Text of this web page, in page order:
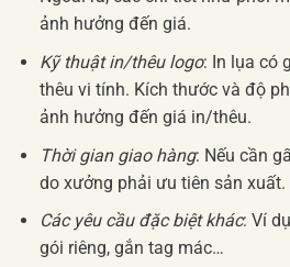
ảnh hưởng đến giá.
Kỹ thuật in/thêu logo: In lụa có
thêu vi tính. Kích thước và độ
ảnh hưởng đến giá in/thêu.
Thời gian giao hàng: Nếu cần
do xưởng phải ưu tiên sản xuất.
Các yêu cầu đặc biệt khác: Ví
gói riêng, gắn tag mác…